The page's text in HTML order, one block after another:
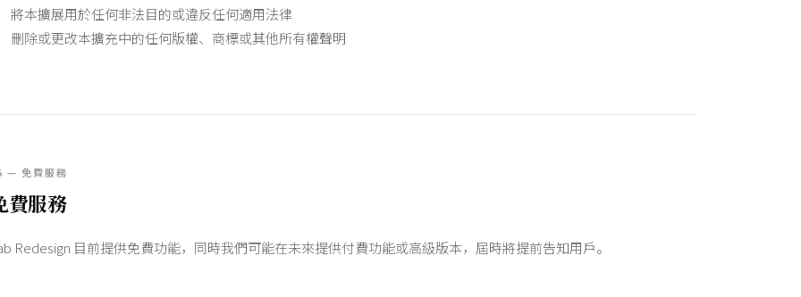
將本擴展用於任何非法目的或違反任何適用法律
刪除或更改本擴充中的任何版權、商標或其他所有權聲明
— 免費服務
費服務
Redesign 目前提供免費功能，同時我們可能在未來提供付費功能或高級版本，屆時將提前告知用戶。